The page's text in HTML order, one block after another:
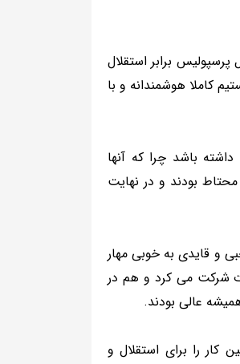
برابر استقلال
کاملا هوشمندانه و با
باشد چرا که آنها
بودند و در نهایت
و قایدی به خوبی مهار
شرکت می کرد و هم در
عالی بودند.
را برای استقلال و